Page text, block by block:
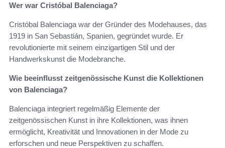
Wer war Cristóbal Balenciaga?
Cristóbal Balenciaga war der Gründer des Modehauses, das
1919 in San Sebastián, Spanien, gegründet wurde. Er
revolutionierte mit seinem einzigartigen Stil und der
Handwerkskunst die Modebranche.
Wie beeinflusst zeitgenössische Kunst die Kollektionen
von Balenciaga?
Balenciaga integriert regelmäßig Elemente der
zeitgenössischen Kunst in ihre Kollektionen, was ihnen
ermöglicht, Kreativität und Innovationen in der Mode zu
erforschen und neue Perspektiven zu schaffen.